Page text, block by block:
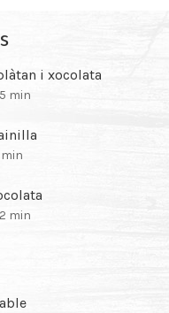
i xocolata
min
min